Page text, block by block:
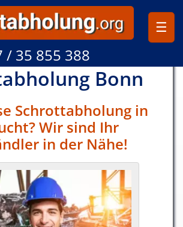
/ 35 855 388
Bonn
Schrottabholung in
Wir sind Ihr
in der Nähe!
☰